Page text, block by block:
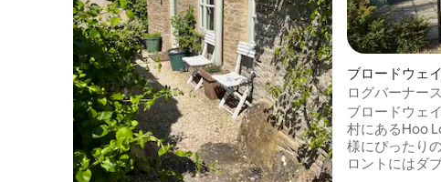
ブロードウェ
ート
ログバーナー
居心地の良い
ブロードウェ
村にあるHoo
様にぴったり
ロントにはダ